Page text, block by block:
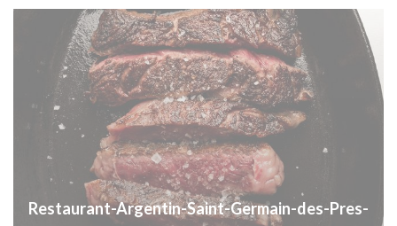
Restaurant-Argentin-Saint-Germain-des-Pres-